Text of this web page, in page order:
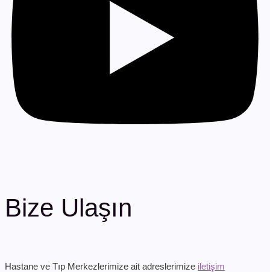
Bize Ulaşın
Hastane ve Tıp Merkezlerimize ait adreslerimize iletişim